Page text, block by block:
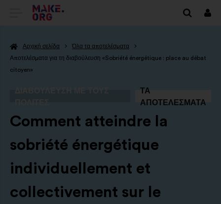
ΜΕΤΆΒΑΣΗ
ΑΡΧΙΚΉ
Αρχική σελίδα
Όλα τα αποτελέσματα
Αποτελέσματα για τη διαβούλευση «Sobriété énergétique : place au débat
citoyen»
ΤΑ
ΑΠΟΤΕΛΈΣΜΑΤΑ
-
Comment atteindre la
sobriété énergétique
individuellement et
collectivement sur le